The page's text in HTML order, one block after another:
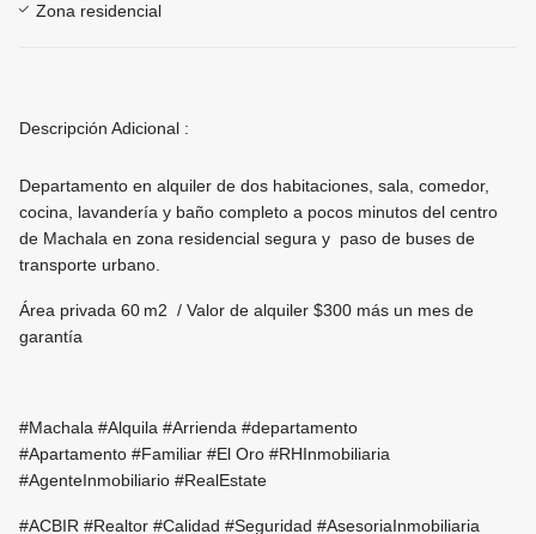
Zona residencial
Descripción Adicional :
Departamento en alquiler de dos habitaciones, sala, comedor,
cocina, lavandería y baño completo a pocos minutos del centro
de Machala en zona residencial segura y paso de buses de
transporte urbano.
Área privada 60 m2 / Valor de alquiler $300 más un mes de
garantía
#Machala #Alquila #Arrienda #departamento
#Apartamento #Familiar #El Oro #RHInmobiliaria
#AgenteInmobiliario #RealEstate
#ACBIR #Realtor #Calidad #Seguridad #AsesoriaInmobiliaria